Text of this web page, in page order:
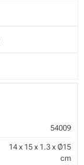
54009
14 x 15 x 1.3 x Ø15
cm